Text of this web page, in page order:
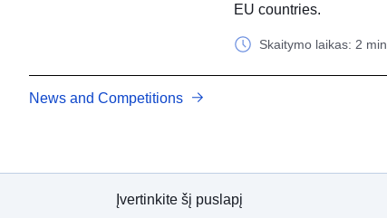
EU countries.
Skaitymo laikas: 2 min
News and Competitions
Įvertinkite šį puslapį